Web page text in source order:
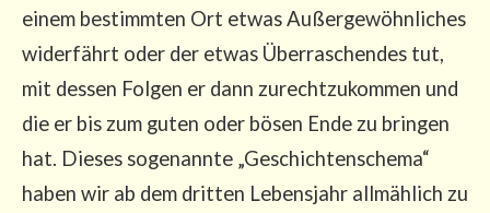
einem bestimm­ten Ort etwas Außer­ge­wöhn­li­ches
wider­fährt oder der etwas Über­ra­schen­des tut,
mit des­sen Fol­gen er dann zurecht­zu­kom­men und
die er bis zum guten oder bösen Ende zu brin­gen
hat. Die­ses soge­nann­te „Geschich­ten­sche­ma“
haben wir ab dem drit­ten Lebens­jahr all­mäh­lich zu